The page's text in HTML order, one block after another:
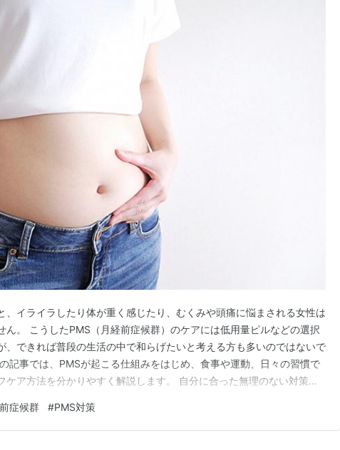
、イライラしたり体が重く感じたり、むくみや頭痛に悩まされる女性は
ん。 こうしたPMS（月経前症候群）のケアには低用量ピルなどの選択
、できれば普段の生活の中で和らげたいと考える方も多いのではないで
記事では、PMSが起こる仕組みをはじめ、食事や運動、日々の習慣で
ケア方法を分かりやすく解説します。 自分に合った無理のない対策を
きるの？主な3つの原 こんな症状に心当たりはありませんか？ ピル以
サプリメントで日々の…
症候群 #PMS対策